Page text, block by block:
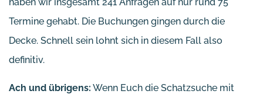
haben wir insgesamt 241 Anfragen auf nur rund 75
Termine gehabt. Die Buchungen gingen durch die
Decke. Schnell sein lohnt sich in diesem Fall also
definitiv.
Ach und übrigens: Wenn Euch die Schatzsuche mit